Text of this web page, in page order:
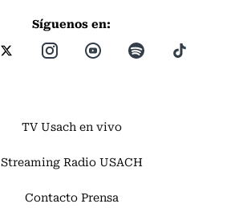
Síguenos en:
TV Usach en vivo
Streaming Radio USACH
Contacto Prensa